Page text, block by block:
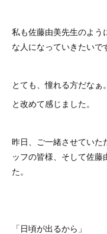
私も佐藤由美先生のよう
な人になっていきたいで
とても、憧れる方だなぁ。
と改めて感じました。
昨日、ご一緒させていた
ッフの皆様、そして佐
た。
「日頃が出るから」